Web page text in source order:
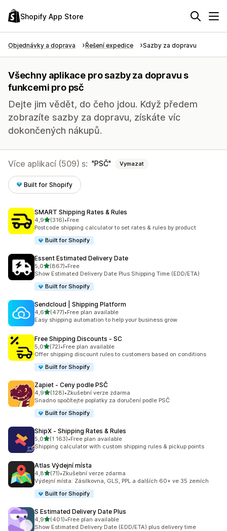
Shopify App Store
Objednávky a doprava Řešení expedice Sazby za dopravu
Všechny aplikace pro sazby za dopravu s
funkcemi pro psč
Dejte jim vědět, do čeho jdou. Když předem
zobrazíte sazby za dopravu, získáte víc
dokončených nákupů.
Více aplikací (509) s: PSČ Vymazat
Built for Shopify
SMART Shipping Rates & Rules
4,9z 5 hvězd
(316)
Celkový počet recenzí: 316
•Free
Postcode shipping calculator to set rates & rules by product
Built for Shopify
Essent Estimated Delivery Date
5,0z 5 hvězd
(867)
Celkový počet recenzí: 867
•Free
Show Estimated Delivery Date Plus Shipping Time (EDD/ETA)
Built for Shopify
Sendcloud | Shipping Platform
4,6z 5 hvězd
(477)
Celkový počet recenzí: 477
•Free plan available
Easy shipping automation to help your business grow.
Free Shipping Discounts ‑ SC
5,0z 5 hvězd
(72)
Celkový počet recenzí: 72
•Free plan available
Offer shipping discount rules to customers based on conditions
Built for Shopify
Zapiet ‑ Ceny podle PSČ
4,9z 5 hvězd
(128)
Celkový počet recenzí: 128
•Zkušební verze zdarma
Snadno spočítejte poplatky za doručení podle PSČ
Built for Shopify
ShipX ‑ Shipping Rates & Rules
5,0z 5 hvězd
(1 163)
Celkový počet recenzí: 1163
•Free plan available
Shipping calculator with custom shipping rules & pickup points
Atlas Výdejní místa
4,8z 5 hvězd
(71)
Celkový počet recenzí: 71
•Zkušební verze zdarma
Výdejní místa: Zásilkovna, GLS, PPL a dalších 60+ ve 35 zemích
Built for Shopify
S Estimated Delivery Date Plus
4,9z 5 hvězd
(401)
Celkový počet recenzí: 401
•Free plan available
Show Estimated Delivery Date (EDD/ETA) plus delivery time